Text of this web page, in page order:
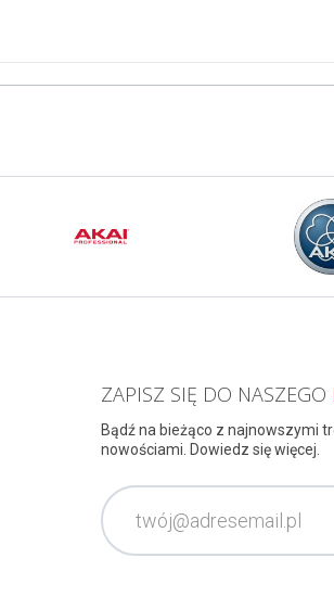
ZAPISZ SIĘ DO NASZEGO
Bądź na bieżąco z najnowszymi
nowościami. Dowiedz się więcej.